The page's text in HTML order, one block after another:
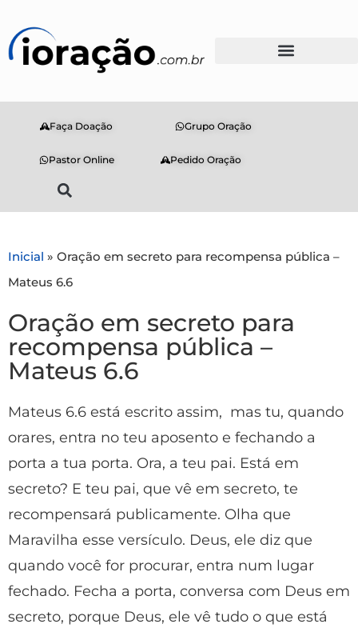
Faça Doação Grupo Oração
Pastor Online Pedido Oração
Inicial » Oração em secreto para recompensa pública –
Mateus 6.6
Oração em secreto para
recompensa pública –
Mateus 6.6
Mateus 6.6 está escrito assim, mas tu, quando
orares, entra no teu aposento e fechando a
porta a tua porta. Ora, a teu pai. Está em
secreto? E teu pai, que vê em secreto, te
recompensará publicamente. Olha que
Maravilha esse versículo. Deus, ele diz que
quando você for procurar, entra num lugar
fechado. Fecha a porta, conversa com Deus em
secreto, porque Deus, ele vê tudo o que está